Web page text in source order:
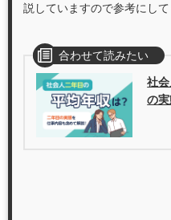
説していますので参考にして
合わせて読みたい
社
の